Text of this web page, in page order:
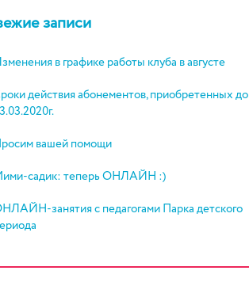
записи
в графике работы клуба в августе
действия абонементов, приобретенных до
вашей помощи
садик: теперь ОНЛАЙН :)
занятия с педагогами Парка детского